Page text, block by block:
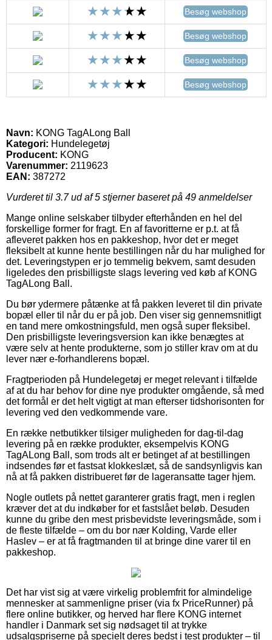
Besøg webshop
Besøg webshop
Besøg webshop
Besøg webshop
Navn: KONG TagALong Ball
Kategori: Hundelegetøj
Producent: KONG
Varenummer: 2119623
EAN: 387272
Vurderet til 3.7ud af 5 stjerner baseret på 49 anmeldelser
Mange online selskaber tilbyder efterhånden en hel del
forskellige former for fragt. En af favoritterne er p.t. at få
afleveret pakken hos en pakkeshop, hvor det er meget
fleksibelt at kunne hente bestillingen når du har mulighed for
det. Leveringstypen er jo temmelig bekvem, samt desuden
ligeledes den prisbilligste slags levering ved køb af KONG
TagALong Ball.
Du bør ydermere påtænke at få pakken leveret til din private
bopæl eller til når du er på job. Den viser sig gennemsnitligt
en tand mere omkostningsfuld, men også super fleksibel.
Den prisbilligste leveringsversion kan ikke benægtes at
være selv at hente produkterne, som jo stiller krav om at du
lever nær e-forhandlerens bopæl.
Fragtperioden på Hundelegetøj er meget relevant i tilfælde
af at du har behov for dine nye produkter omgående, så med
det formål er det helt vigtigt at man efterser tidshorisonten for
levering ved den vedkommende vare.
En række netbutikker tilsiger muligheden for dag-til-dag
levering på en række produkter, eksempelvis KONG
TagALong Ball, som trods alt er betinget af at bestillingen
indsendes før et fastsat klokkeslæt, så de sandsynligvis kan
nå at få pakken distribueret før de lageransatte tager hjem.
Nogle outlets på nettet garanterer gratis fragt, men i reglen
kræver det at du indkøber for et fastslået beløb. Desuden
kunne du gribe den mest prisbevidste leveringsmåde, som i
de fleste tilfælde – om du bor nær Kolding, Varde eller
Haslev – er at få fragtmanden til at bringe dine varer til en
pakkeshop.
Det har vist sig at være virkelig problemfrit for almindelige
mennesker at sammenligne priser (via fx PriceRunner) på
flere online butikker, og herved har flere KONG internet
handler i Danmark set sig nødsaget til at trykke
udsalgspriserne på specielt deres bedst i test produkter – til